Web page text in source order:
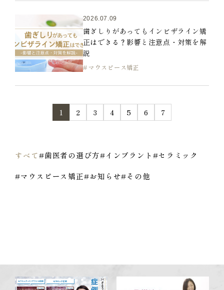
2026.07.09
歯ぎしりがあってもインビザライン矯
正はできる？影響と注意点・対策を解
説
マウスピース矯正
1 2 3 4 5 6 7
すべて#歯医者の選び方#インプラント #セラミック
#マウスピース矯正#お知らせ#その他